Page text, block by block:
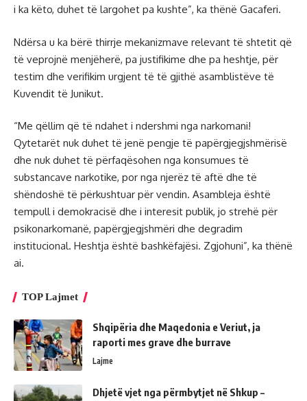
i ka këto, duhet të largohet pa kushte”, ka thënë Gacaferi.
Ndërsa u ka bërë thirrje mekanizmave relevant të shtetit që
të veprojnë menjëherë, pa justifikime dhe pa heshtje, për
testim dhe verifikim urgjent të të gjithë asamblistëve të
Kuvendit të Junikut.
“Me qëllim që të ndahet i ndershmi nga narkomani!
Qytetarët nuk duhet të jenë pengje të papërgjegjshmërisë
dhe nuk duhet të përfaqësohen nga konsumues të
substancave narkotike, por nga njerëz të aftë dhe të
shëndoshë të përkushtuar për vendin. Asambleja është
tempull i demokracisë dhe i interesit publik, jo strehë për
psikonarkomanë, papërgjegjshmëri dhe degradim
institucional. Heshtja është bashkëfajësi. Zgjohuni”, ka thënë
ai.
TOP Lajmet
Shqipëria dhe Maqedonia e Veriut, ja
raporti mes grave dhe burrave
Lajme
Dhjetë vjet nga përmbytjet në Shkup –